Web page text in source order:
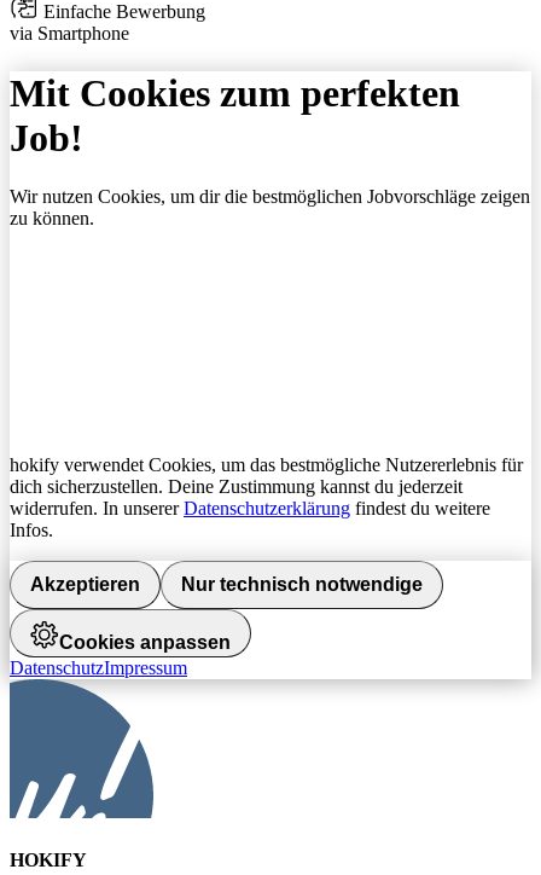
Einfache Bewerbung
via Smartphone
Mit Cookies zum perfekten
Job!
Wir nutzen Cookies, um dir die bestmöglichen Jobvorschläge zeigen
zu können.
hokify verwendet Cookies, um das bestmögliche Nutzererlebnis für
dich sicherzustellen. Deine Zustimmung kannst du jederzeit
widerrufen. In unsererDatenschutzerklärung findest du weitere
Infos.
Akzeptieren Nur technisch notwendige
Cookies anpassen
DatenschutzImpressum
HOKIFY